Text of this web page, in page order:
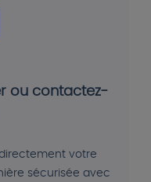
ou contactez-
votre
sécurisée avec